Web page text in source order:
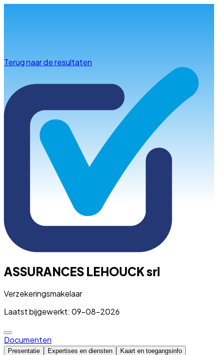
Terug naar de resultaten
ASSURANCES LEHOUCK srl
Verzekeringsmakelaar
Laatst bijgewerkt: 09-08-2026
Documenten
Presentatie Expertises en diensten
Kaart en toegangsinfo